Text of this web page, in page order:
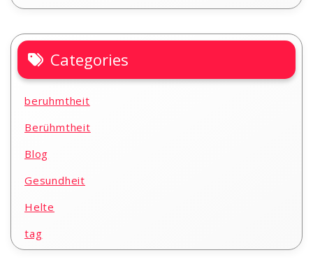
Categories
beruhmtheit
Berühmtheit
Blog
Gesundheit
Helte
tag